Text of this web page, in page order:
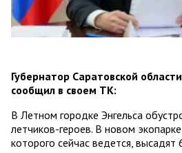
Губернатор Саратовской
сообщил в своем ТК:
В Летном городке Энгельса
летчиков-героев. В новом
которого сейчас ведется, высадят